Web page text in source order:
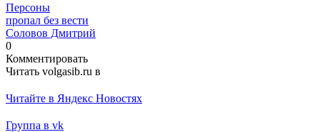
Персоны
пропал без вести
Соловов Дмитрий
0
Комментировать
Читать volgasib.ru в
Читайте в Яндекс Новостях
Группа в vk